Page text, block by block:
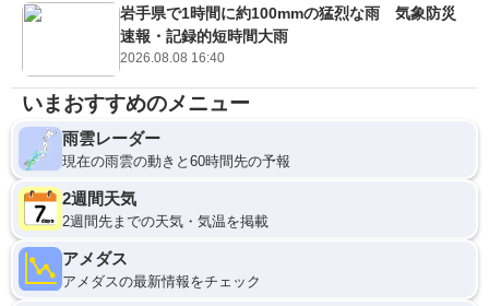
岩手県で1時間に約100mmの猛烈な雨 気象防災
速報・記録的短時間大雨
2026.08.08 16:40
いまおすすめのメニュー
雨雲レーダー
現在の雨雲の動きと60時間先の予報
2週間天気
2週間先までの天気・気温を掲載
アメダス
アメダスの最新情報をチェック